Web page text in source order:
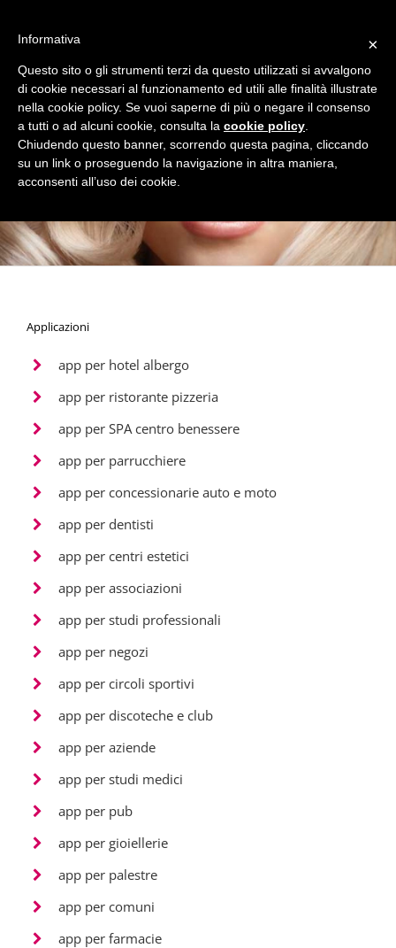
App mobile Apple e Android
Parrucchiere e Centro Estetico!
Applicazioni
app per hotel albergo
app per ristorante pizzeria
app per SPA centro benessere
app per parrucchiere
app per concessionarie auto e moto
app per dentisti
app per centri estetici
app per associazioni
app per studi professionali
app per negozi
app per circoli sportivi
app per discoteche e club
app per aziende
app per studi medici
app per pub
app per gioiellerie
app per palestre
app per comuni
app per farmacie
×
Informativa
Questo sito o gli strumenti terzi da questo utilizzati si avvalgono
di cookie necessari al funzionamento ed utili alle finalità illustrate
nella cookie policy. Se vuoi saperne di più o negare il consenso
a tutti o ad alcuni cookie, consulta la cookie policy
Chiudendo questo banner, scorrendo questa pagina, cliccando
su un link o proseguendo la navigazione in altra maniera,
acconsenti all’uso dei cookie.